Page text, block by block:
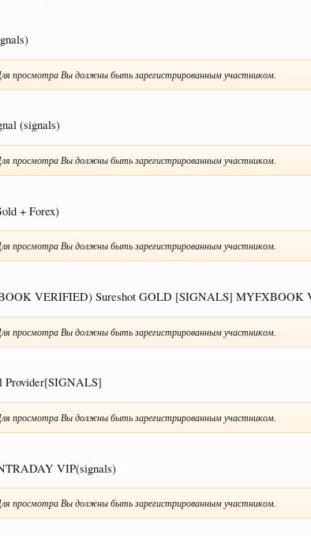
просмотра Вы должны быть зарегистрированным участником.
(signals)
просмотра Вы должны быть зарегистрированным участником.
+ Forex)
просмотра Вы должны быть зарегистрированным участником.
VERIFIED) Sureshot GOLD [SIGNALS] MYFXBOOK
просмотра Вы должны быть зарегистрированным участником.
Provider[SIGNALS]
просмотра Вы должны быть зарегистрированным участником.
VIP(signals)
просмотра Вы должны быть зарегистрированным участником.